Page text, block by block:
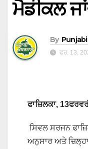
ਮੈਡੀਕਲ
By
ਫਰ. 13,
ਫਾਜ਼ਿਲਕਾ,
ਸਿਵਲ ਸਰਜਨ
ਅਨੁਸਾਰ ਅਤੇ